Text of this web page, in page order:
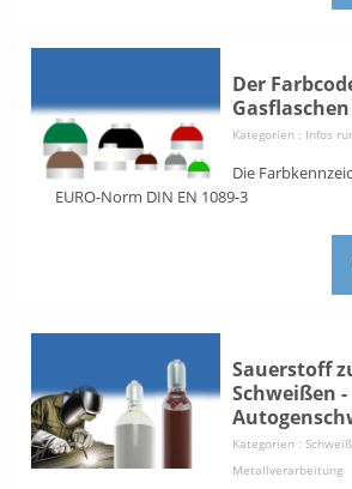
Der
Gasflaschen
Kategorien : Infos
Die
EURO-Norm DIN EN 1089-3
Sauerstoff
Schweißen -
Kategorien :
Metallverarbeitung